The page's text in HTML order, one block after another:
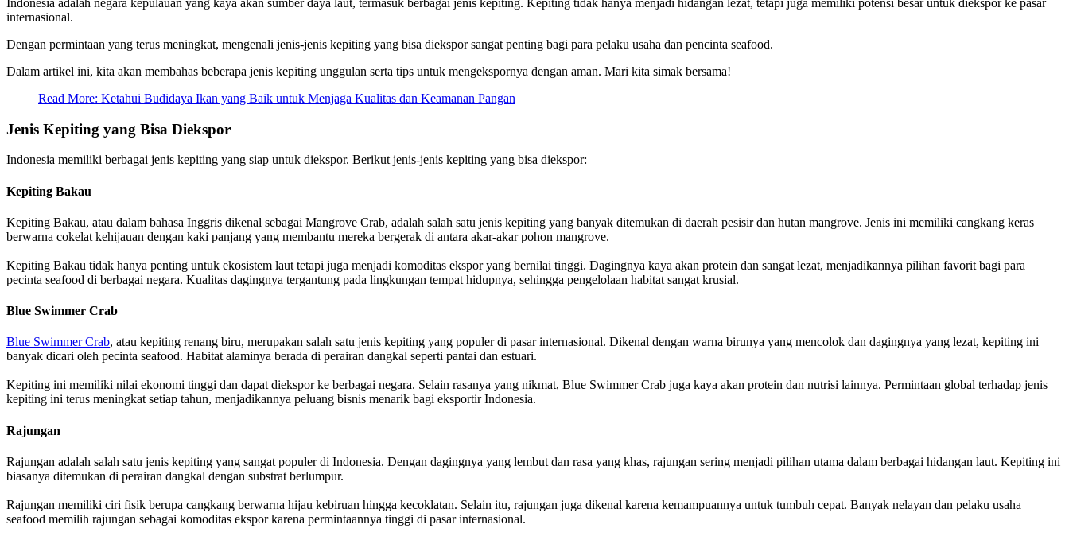
internasional.
Dengan permintaan yang terus meningkat, mengenali jenis-jenis kepiting yang bisa diekspor sangat penting bagi para pelaku usaha dan pencinta seafood.
Dalam artikel ini, kita akan membahas beberapa jenis kepiting unggulan serta tips untuk mengekspornya dengan aman. Mari kita simak bersama!
Read More: Ketahui Budidaya Ikan yang Baik untuk Menjaga Kualitas dan Keamanan Pangan
Jenis Kepiting yang Bisa Diekspor
Indonesia memiliki berbagai jenis kepiting yang siap untuk diekspor. Berikut jenis-jenis kepiting yang bisa diekspor:
Kepiting Bakau
Kepiting Bakau, atau dalam bahasa Inggris dikenal sebagai Mangrove Crab, adalah salah satu jenis kepiting yang banyak ditemukan di daerah pesisir dan hutan mangrove. Jenis ini memiliki cangkang keras
berwarna cokelat kehijauan dengan kaki panjang yang membantu mereka bergerak di antara akar-akar pohon mangrove.
Kepiting Bakau tidak hanya penting untuk ekosistem laut tetapi juga menjadi komoditas ekspor yang bernilai tinggi. Dagingnya kaya akan protein dan sangat lezat, menjadikannya pilihan favorit bagi para
pecinta seafood di berbagai negara. Kualitas dagingnya tergantung pada lingkungan tempat hidupnya, sehingga pengelolaan habitat sangat krusial.
Blue Swimmer Crab
Blue Swimmer Crab, atau kepiting renang biru, merupakan salah satu jenis kepiting yang populer di pasar internasional. Dikenal dengan warna birunya yang mencolok dan dagingnya yang lezat, kepiting ini
banyak dicari oleh pecinta seafood. Habitat alaminya berada di perairan dangkal seperti pantai dan estuari.
Kepiting ini memiliki nilai ekonomi tinggi dan dapat diekspor ke berbagai negara. Selain rasanya yang nikmat, Blue Swimmer Crab juga kaya akan protein dan nutrisi lainnya. Permintaan global terhadap jenis
kepiting ini terus meningkat setiap tahun, menjadikannya peluang bisnis menarik bagi eksportir Indonesia.
Rajungan
Rajungan adalah salah satu jenis kepiting yang sangat populer di Indonesia. Dengan dagingnya yang lembut dan rasa yang khas, rajungan sering menjadi pilihan utama dalam berbagai hidangan laut. Kepiting ini
biasanya ditemukan di perairan dangkal dengan substrat berlumpur.
Rajungan memiliki ciri fisik berupa cangkang berwarna hijau kebiruan hingga kecoklatan. Selain itu, rajungan juga dikenal karena kemampuannya untuk tumbuh cepat. Banyak nelayan dan pelaku usaha
seafood memilih rajungan sebagai komoditas ekspor karena permintaannya tinggi di pasar internasional.